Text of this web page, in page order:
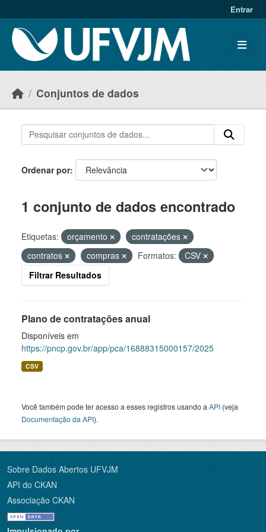
Entrar
Conjuntos de dados
Ordenar por
1 conjunto de dados encontrado
Etiquetas: orçamento
contratações
contratos
compras Formatos:
CSV
Filtrar Resultados
Plano de contratações anual
Disponíveis em
https://pncp.gov.br/app/pca/16888315000157/2025
CSV
Você também pode ter acesso a esses registros usando a API (veja
Documentação da API).
Sobre Dados Abertos UFVJM
API do CKAN
Associação CKAN